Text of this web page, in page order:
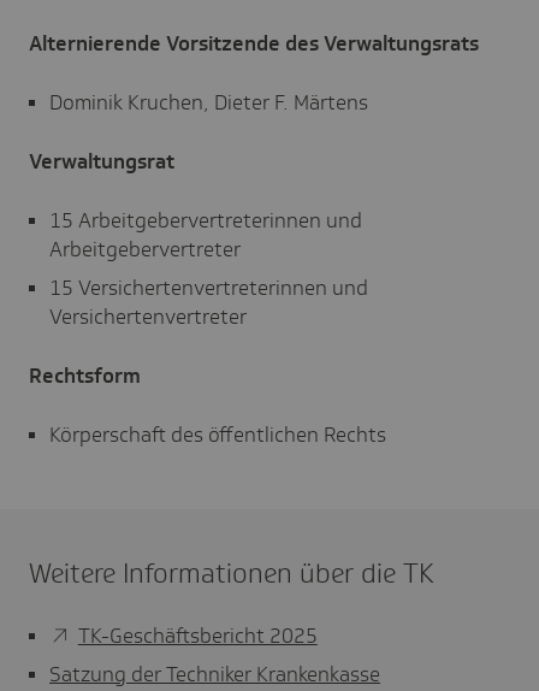
Alternierende Vorsitzende des Verwaltungsrats
Dominik Kruchen, Dieter F. Märtens
Verwaltungsrat
15 Arbeitgebervertreterinnen und
Arbeitgebervertreter
15 Versichertenvertreterinnen und
Versichertenvertreter
Rechtsform
Körperschaft des öffentlichen Rechts
Weitere Informationen über die TK
TK-Geschäftsbericht 2025
Satzung der Techniker Krankenkasse